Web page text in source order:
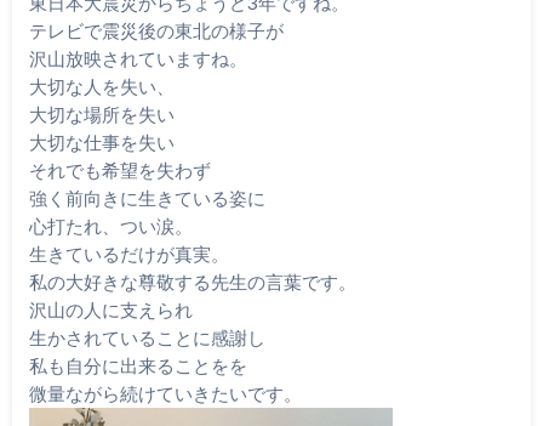
テレビで震災後の東北の様子が
沢山放映されていますね。
大切な人を失い、
大切な場所を失い
大切な仕事を失い
それでも希望を失わず
強く前向きに生きている姿に
心打たれ、つい涙。
生きているだけが真実。
私の大好きな尊敬する先生の言葉です。
沢山の人に支えられ
生かされていることに感謝し
私も自分に出来ることをを
微量ながら続けていきたいです。